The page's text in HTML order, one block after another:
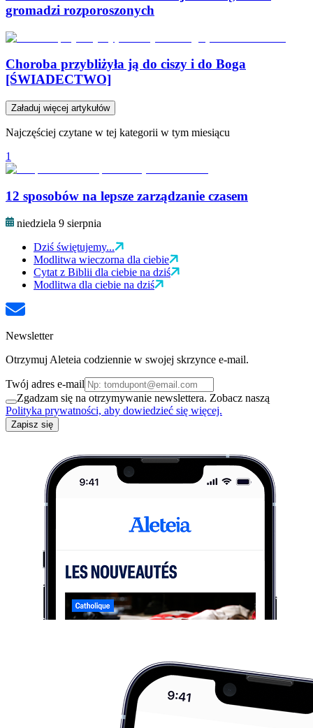
gromadzi rozporoszonych
Choroba przybliżyła ją do ciszy i do Boga
[ŚWIADECTWO]
Załaduj więcej artykułów
Najczęściej czytane w tej kategorii w tym miesiącu
1
12 sposobów na lepsze zarządzanie czasem
niedziela 9 sierpnia
Dziś świętujemy...
Modlitwa wieczorna dla ciebie
Cytat z Biblii dla ciebie na dziś
Modlitwa dla ciebie na dziś
Newsletter
Otrzymuj Aleteia codziennie w swojej skrzynce e-mail.
Twój adres e-mail
Zgadzam się na otrzymywanie newslettera. Zobacz naszą
Polityka prywatności, aby dowiedzieć się więcej.
Zapisz się